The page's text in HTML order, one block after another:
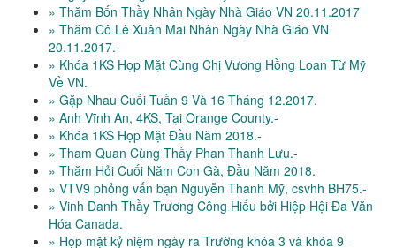
» Thăm Bốn Thầy Nhân Ngày Nhà Giáo VN 20.11.2017
» Thăm Cô Lê Xuân Mai Nhân Ngày Nhà Giáo VN
20.11.2017.-
» Khóa 1KS Họp Mặt Cùng Chị Vương Hồng Loan Từ Mỹ
Về VN.
» Gặp Nhau Cuối Tuần 9 Và 16 Tháng 12.2017.
» Anh Vĩnh An, 4KS, Tại Orange County.-
» Khóa 1KS Họp Mặt Đầu Năm 2018.-
» Tham Quan Cùng Thầy Phan Thanh Lưu.-
» Thăm Hỏi Cuối Năm Con Gà, Đầu Năm 2018.
» VTV9 phỏng vấn bạn Nguyễn Thanh Mỹ, csvhh BH75.-
» Vinh Danh Thầy Trương Công Hiếu bởi Hiệp Hội Đa Văn
Hóa Canada.
» Họp mặt kỷ niệm ngày ra Trường khóa 3 và khóa 9